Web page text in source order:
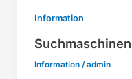
Information
Information/admin